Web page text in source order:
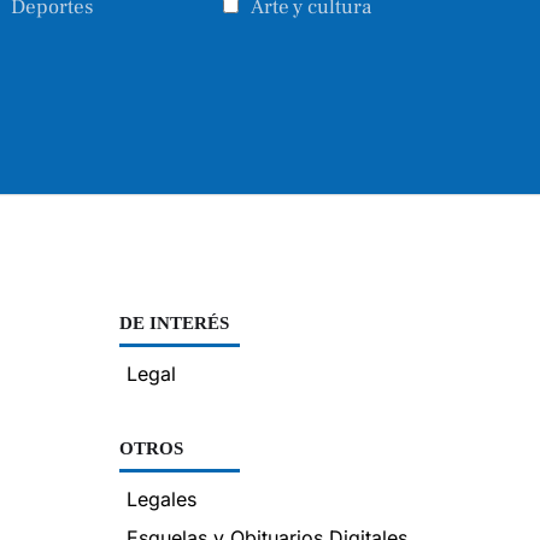
Deportes
Arte y cultura
DE INTERÉS
Legal
OTROS
Legales